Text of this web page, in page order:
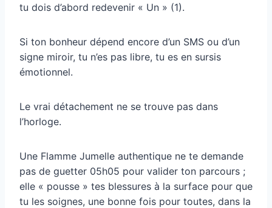
tu dois d’abord redevenir « Un » (1).
Si ton bonheur dépend encore d’un SMS ou d’un
signe miroir, tu n’es pas libre, tu es en sursis
émotionnel.
Le vrai détachement ne se trouve pas dans
l’horloge.
Une Flamme Jumelle authentique ne te demande
pas de guetter 05h05 pour valider ton parcours ;
elle « pousse » tes blessures à la surface pour que
tu les soignes, une bonne fois pour toutes, dans la